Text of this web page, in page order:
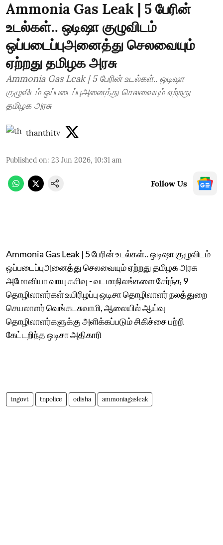
Ammonia Gas Leak | 5 பேரின்
உடல்கள்.. ஒடிஷா குழுவிடம்
ஒப்படைப்புஅனைத்து செலவையும்
ஏற்றது தமிழக அரசு
Ammonia Gas Leak | 5 பேரின் உடல்கள்.. ஒடிஷா
குழுவிடம் ஒப்படைப்புஅனைத்து செலவையும் ஏற்றது
தமிழக அரசு
thanthitv
Published on: 23 Jun 2026, 10:31 am
Follow Us
Ammonia Gas Leak | 5 பேரின் உடல்கள்.. ஒடிஷா குழுவிடம்
ஒப்படைப்புஅனைத்து செலவையும் ஏற்றது தமிழக அரசு
அமோனியா வாயு கசிவு - வடமாநிலங்களை சேர்ந்த 9
தொழிலாளர்கள் உயிரிழப்பு ஒடிசா தொழிலாளர் நலத்துறை
செயலாளர் வெங்கடசுவாமி, ஆலையில் ஆய்வு
தொழிலாளர்களுக்கு அளிக்கப்படும் சிகிச்சை பற்றி
கேட்டறிந்த ஒடிசா அதிகாரி
tngovt tnpolice odisha ammoniagasleak